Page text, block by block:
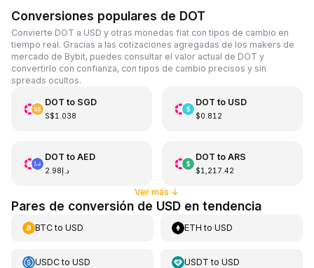
Conversiones populares de DOT
Convierte DOT a USD y otras monedas fiat con tipos de cambio en
tiempo real. Gracias a las cotizaciones agregadas de los makers de
mercado de Bybit, puedes consultar el valor actual de DOT y
convertirlo con confianza, con tipos de cambio precisos y sin
spreads ocultos.
DOT to SGD
S$1.038
DOT to USD
$0.812
DOT to AED
د.إ2.98
DOT to ARS
$1,217.42
Ver más ↓
Pares de conversión de USD en tendencia
BTCto USD ETH toUSD
USDCto USD USDT toUSD